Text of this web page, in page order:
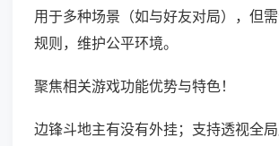
用于多种场景（如与好友对局），但
规则，维护公平环境。
聚焦相关游戏功能优势与特色！
边锋斗地主有没有外挂；支持透视全